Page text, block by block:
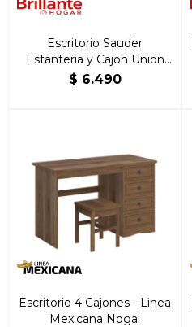
Escritorio Sauder
Estanteria y Cajon Union
Plain
$ 6.490
Escritorio 4 Cajones - Linea
Mexicana Nogal